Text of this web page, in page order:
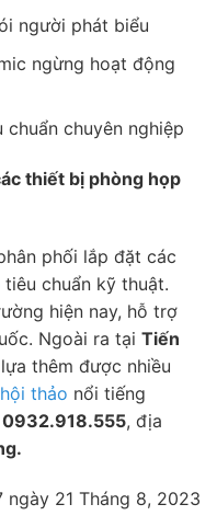
người phát biểu
ngừng hoạt động
chuyên nghiệp
thiết bị phòng họp
phối lắp đặt các
tiêu chuẩn kỹ thuật.
hiện nay, hỗ trợ
Ngoài ra tại Tiến
thêm được nhiều
thảo nổi tiếng
, địa
21 Tháng 8, 2023